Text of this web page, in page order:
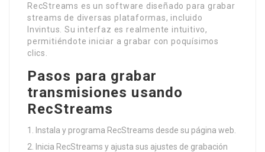
RecStreams es un software diseñado para grabar
streams de diversas plataformas, incluido
Invintus. Su interfaz es realmente intuitivo,
permitiéndote iniciar a grabar con poquísimos
clics.
Pasos para grabar
transmisiones usando
RecStreams
Instala y programa RecStreams desde su página web.
Inicia RecStreams y ajusta sus ajustes de grabación